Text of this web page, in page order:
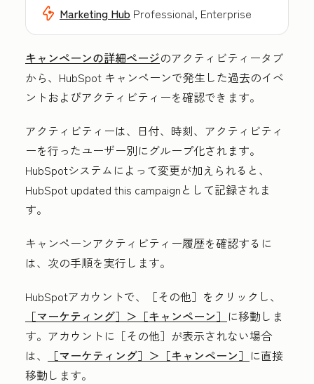
Marketing Hub Professional, Enterprise
キャンペーンの詳細ページのアクティビティータブ
から、HubSpot キャンペーンで発生した過去のイベ
ントおよびアクティビティーを確認できます。
アクティビティーは、日付、時刻、アクティビティ
ーを行ったユーザー別にグループ化されます。
HubSpotシステムによって変更が加えられると、
HubSpot updated this campaignとして記録されま
す。
キャンペーンアクティビティー履歴を確認するに
は、次の手順を実行します。
HubSpotアカウントで、
［その他］をクリックし、
［マーケティング］＞ ［キャンペーン］ に移動しま
す。アカウントに ［その他］が表示されない場合
は、
［マーケティング］＞ ［キャンペーン］ に直接
移動します。